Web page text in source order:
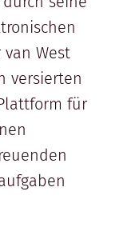
West
versierten
für